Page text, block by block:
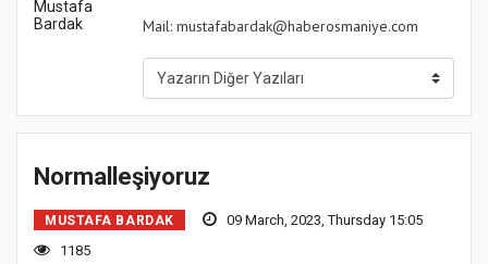
Mail: mustafabardak@haberosmaniye.com
Normalleşiyoruz
MUSTAFA BARDAK
09 March, 2023, Thursday 15:05
1185